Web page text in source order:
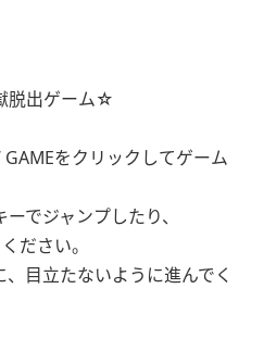
脱出ゲーム☆
GAMEをクリックしてゲーム
でジャンプしたり、
ださい。
目立たないように進んでく